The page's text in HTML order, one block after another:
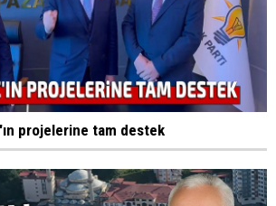
projelerine tam destek